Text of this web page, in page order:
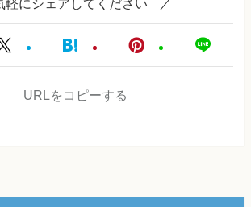
軽にシェアしてください
URLをコピーする